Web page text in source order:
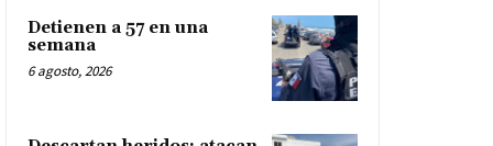
Detienen a 57 en una
semana
6 agosto, 2026